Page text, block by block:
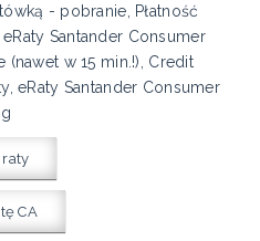
- pobranie, Płatność
Santander Consumer
(nawet w 15 min.!), Credit
eRaty Santander Consumer
raty
CA